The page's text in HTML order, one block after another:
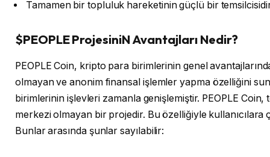
Tamamen bir topluluk hareketinin güçlü bir
$PEOPLE ProjesiniN Avantajları Nedir?
PEOPLE Coin, kripto para birimlerinin genel
olmayan ve anonim finansal işlemler yapma özelliğini
birimlerinin işlevleri zamanla genişlemiştir. PEOPLE Coin,
merkezi olmayan bir projedir. Bu özelliğiyle kullanıcılara
Bunlar arasında şunlar sayılabilir: